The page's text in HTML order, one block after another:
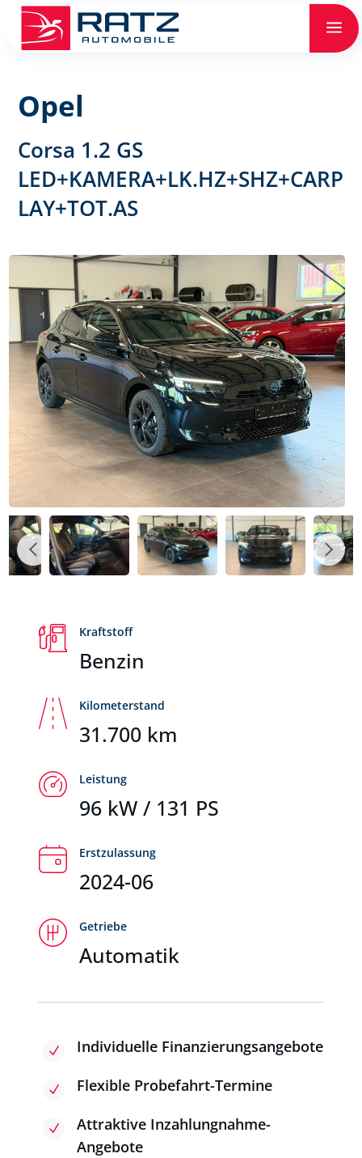
a
Opel
Corsa 1.2 GS
LED+KAMERA+LK.HZ+SHZ+CARP
LAY+TOT.AS
Kraftstoff
Benzin
Kilometerstand
31.700 km
Leistung
96 kW / 131 PS
Erstzulassung
2024-06
Getriebe
Automatik
N Individuelle Finanzierungsangebote
N Flexible Probefahrt-Termine
N
Attraktive Inzahlungnahme-
Angebote